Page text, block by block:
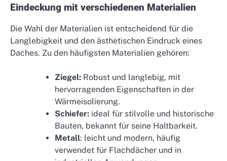
Eindeckung mit verschiedenen Materialien
Die Wahl der Materialien ist entscheidend für die
Langlebigkeit und den ästhetischen Eindruck eines
Daches. Zu den häufigsten Materialien gehören:
Ziegel: Robust und langlebig, mit
hervorragenden Eigenschaften in der
Wärmeisolierung.
Schiefer: ideal für stilvolle und historische
Bauten, bekannt für seine Haltbarkeit.
Metall: leicht und modern, häufig
verwendet für Flachdächer und in